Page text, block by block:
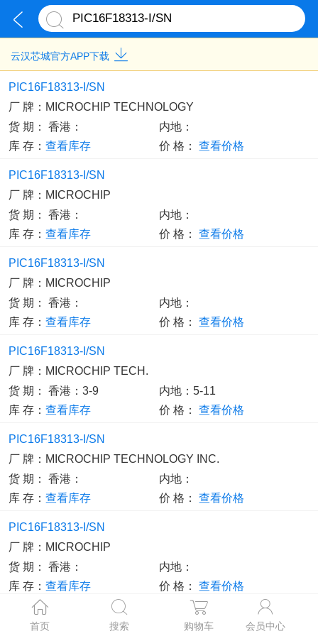
云汉芯城官方APP下载
PIC16F18313-I/SN
厂 牌： MICROCHIP TECHNOLOGY
货 期：
香港：
内地：
库 存： 查看库存 价 格： 查看价格
PIC16F18313-I/SN
厂 牌： MICROCHIP
货 期：
香港：
内地：
库 存： 查看库存 价 格： 查看价格
PIC16F18313-I/SN
厂 牌： MICROCHIP
货 期：
香港：
内地：
库 存： 查看库存 价 格： 查看价格
PIC16F18313-I/SN
厂 牌： MICROCHIP TECH.
货 期：
香港：3-9
内地：5-11
库 存： 查看库存 价 格： 查看价格
PIC16F18313-I/SN
厂 牌： MICROCHIP TECHNOLOGY INC.
货 期：
香港：
内地：
库 存： 查看库存 价 格： 查看价格
PIC16F18313-I/SN
厂 牌： MICROCHIP
货 期：
香港：
内地：
库 存： 查看库存 价 格： 查看价格
厂 牌：
首页 搜索 购物车 会员中心